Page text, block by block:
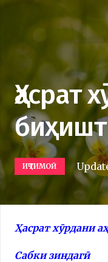
Ҳасрат
биҳишт
ИҶТИМОӢ
Ҳасрат хӯрдани
Сабки зиндагӣ